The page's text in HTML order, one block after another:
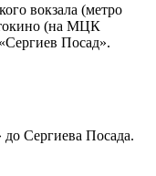
вокзала (метро
(на МЦК
Посад».
Сергиева Посада.